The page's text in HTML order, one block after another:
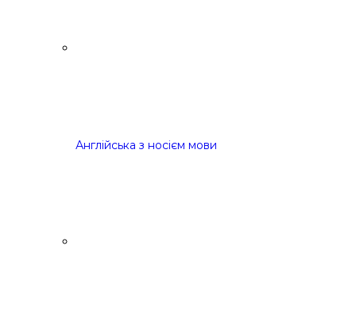
Англійська з носієм мови